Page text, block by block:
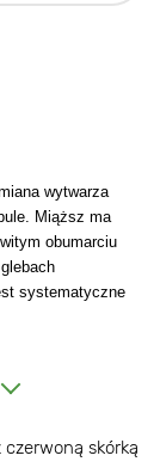
wytwarza
Miąższ ma
obumarciu
systematyczne
czerwoną skórką